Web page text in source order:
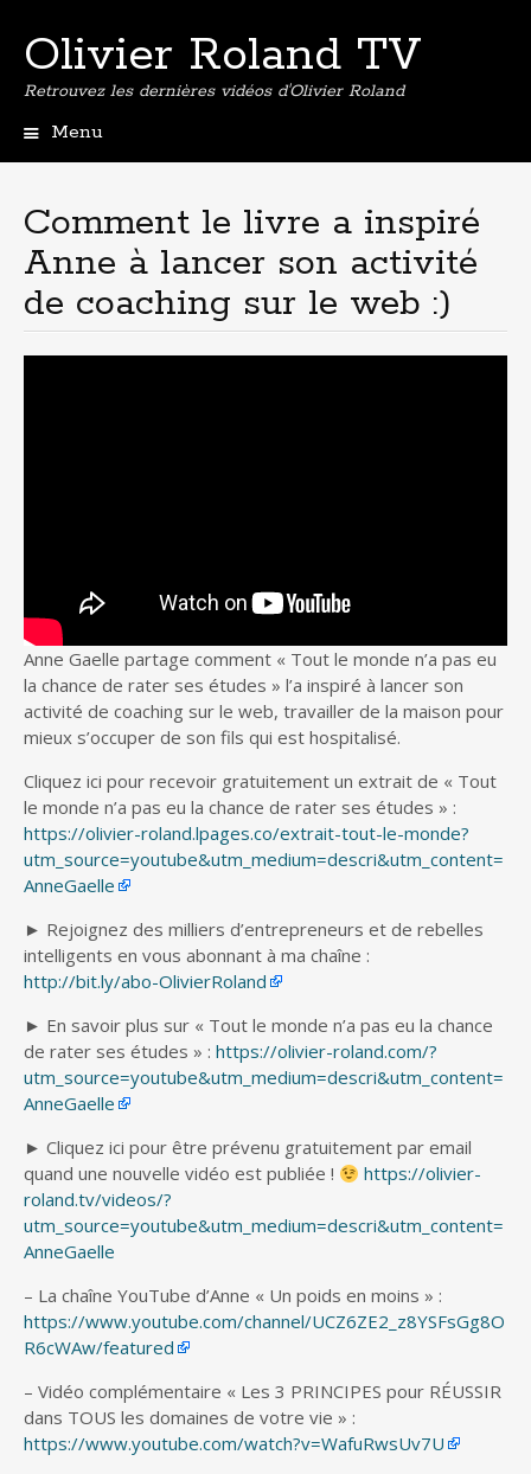
Olivier Roland TV
Retrouvez les dernières vidéos d'Olivier Roland
Menu
principal
Comment le livre a inspiré
Anne à lancer son activité
de coaching sur le web :)
Anne Gaelle partage comment « Tout le monde n’a pas eu
la chance de rater ses études » l’a inspiré à lancer son
activité de coaching sur le web, travailler de la maison pour
mieux s’occuper de son fils qui est hospitalisé.
Cliquez ici pour recevoir gratuitement un extrait de « Tout
le monde n’a pas eu la chance de rater ses études » :
https://olivier-roland.lpages.co/extrait-tout-le-monde?
utm_source=youtube&utm_medium=descri&utm_content=
AnneGaelle
► Rejoignez des milliers d’entrepreneurs et de rebelles
intelligents en vous abonnant à ma chaîne :
http://bit.ly/abo-OlivierRoland
► En savoir plus sur « Tout le monde n’a pas eu la chance
de rater ses études » : https://olivier-roland.com/?
utm_source=youtube&utm_medium=descri&utm_content=
AnneGaelle
► Cliquez ici pour être prévenu gratuitement par email
quand une nouvelle vidéo est publiée !
https://olivier-
roland.tv/videos/?
utm_source=youtube&utm_medium=descri&utm_content=
AnneGaelle
– La chaîne YouTube d’Anne « Un poids en moins » :
https://www.youtube.com/channel/UCZ6ZE2_z8YSFsGg8O
R6cWAw/featured
– Vidéo complémentaire « Les 3 PRINCIPES pour RÉUSSIR
dans TOUS les domaines de votre vie » :
https://www.youtube.com/watch?v=WafuRwsUv7U